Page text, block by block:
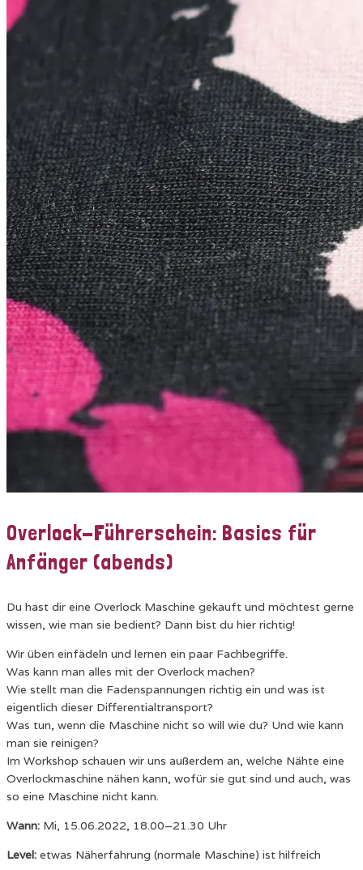
Overlock-Führerschein: Basics für
Anfänger (abends)
Du hast dir eine Overlock Maschine gekauft und möchtest gerne
wissen, wie man sie bedient? Dann bist du hier richtig!
Wir üben einfädeln und lernen ein paar Fachbegriffe.
Was kann man alles mit der Overlock machen?
Wie stellt man die Fadenspannungen richtig ein und was ist
eigentlich dieser Differentialtransport?
Was tun, wenn die Maschine nicht so will wie du? Und wie kann
man sie reinigen?
Im Workshop schauen wir uns außerdem an, welche Nähte eine
Overlockmaschine nähen kann, wofür sie gut sind und auch, was
so eine Maschine nicht kann.
Wann: Mi, 15.06.2022, 18.00–21.30 Uhr
Level: etwas Näherfahrung (normale Maschine) ist hilfreich